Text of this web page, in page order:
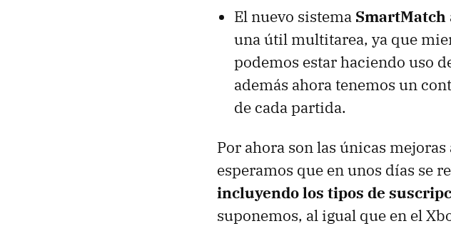
El nuevo sistema SmartMatch
una útil multitarea, ya que
podemos estar haciendo uso
además ahora tenemos un
de cada partida.
Por ahora son las únicas
esperamos que en unos días se
incluyendo los tipos de
suponemos, al igual que en el